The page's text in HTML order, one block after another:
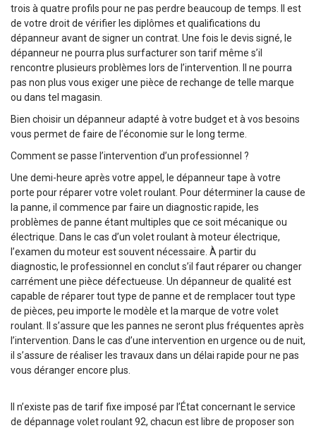
trois à quatre profils pour ne pas perdre beaucoup de temps. Il est
de votre droit de vérifier les diplômes et qualifications du
dépanneur avant de signer un contrat. Une fois le devis signé, le
dépanneur ne pourra plus surfacturer son tarif même s’il
rencontre plusieurs problèmes lors de l’intervention. Il ne pourra
pas non plus vous exiger une pièce de rechange de telle marque
ou dans tel magasin.
Bien choisir un dépanneur adapté à votre budget et à vos besoins
vous permet de faire de l’économie sur le long terme.
Comment se passe l’intervention d’un professionnel ?
Une demi-heure après votre appel, le dépanneur tape à votre
porte pour réparer votre volet roulant. Pour déterminer la cause de
la panne, il commence par faire un diagnostic rapide, les
problèmes de panne étant multiples que ce soit mécanique ou
électrique. Dans le cas d’un volet roulant à moteur électrique,
l’examen du moteur est souvent nécessaire. À partir du
diagnostic, le professionnel en conclut s’il faut réparer ou changer
carrément une pièce défectueuse. Un dépanneur de qualité est
capable de réparer tout type de panne et de remplacer tout type
de pièces, peu importe le modèle et la marque de votre volet
roulant. Il s’assure que les pannes ne seront plus fréquentes après
l’intervention. Dans le cas d’une intervention en urgence ou de nuit,
il s’assure de réaliser les travaux dans un délai rapide pour ne pas
vous déranger encore plus.
Il n’existe pas de tarif fixe imposé par l’État concernant le service
de dépannage volet roulant 92, chacun est libre de proposer son